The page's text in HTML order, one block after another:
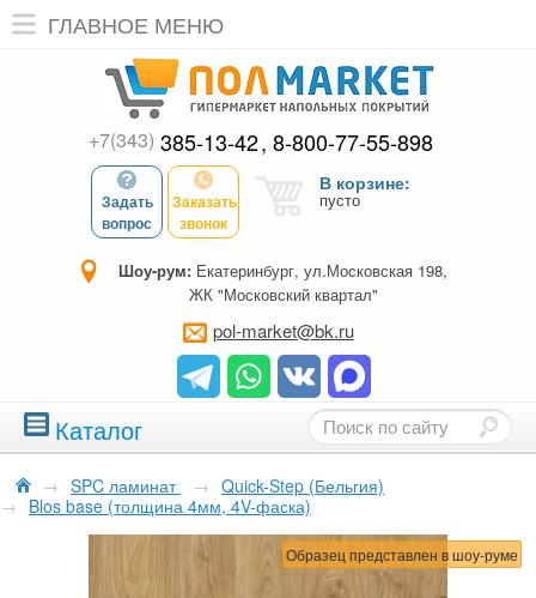
ГЛАВНОЕ МЕНЮ
+7(343) 385-13-42 8-800-77-55-898
Задать
вопрос
Заказать
звонок
В корзине:
пусто
Шоу-рум: Екатеринбург, ул.Московская 198,
ЖК "Московский квартал"
pol-market@bk.ru
Каталог
→ SPC ламинат → Quick-Step (Бельгия)
→ Blos base (толщина 4мм, 4V-фаска)
Образец представлен в шоу-руме